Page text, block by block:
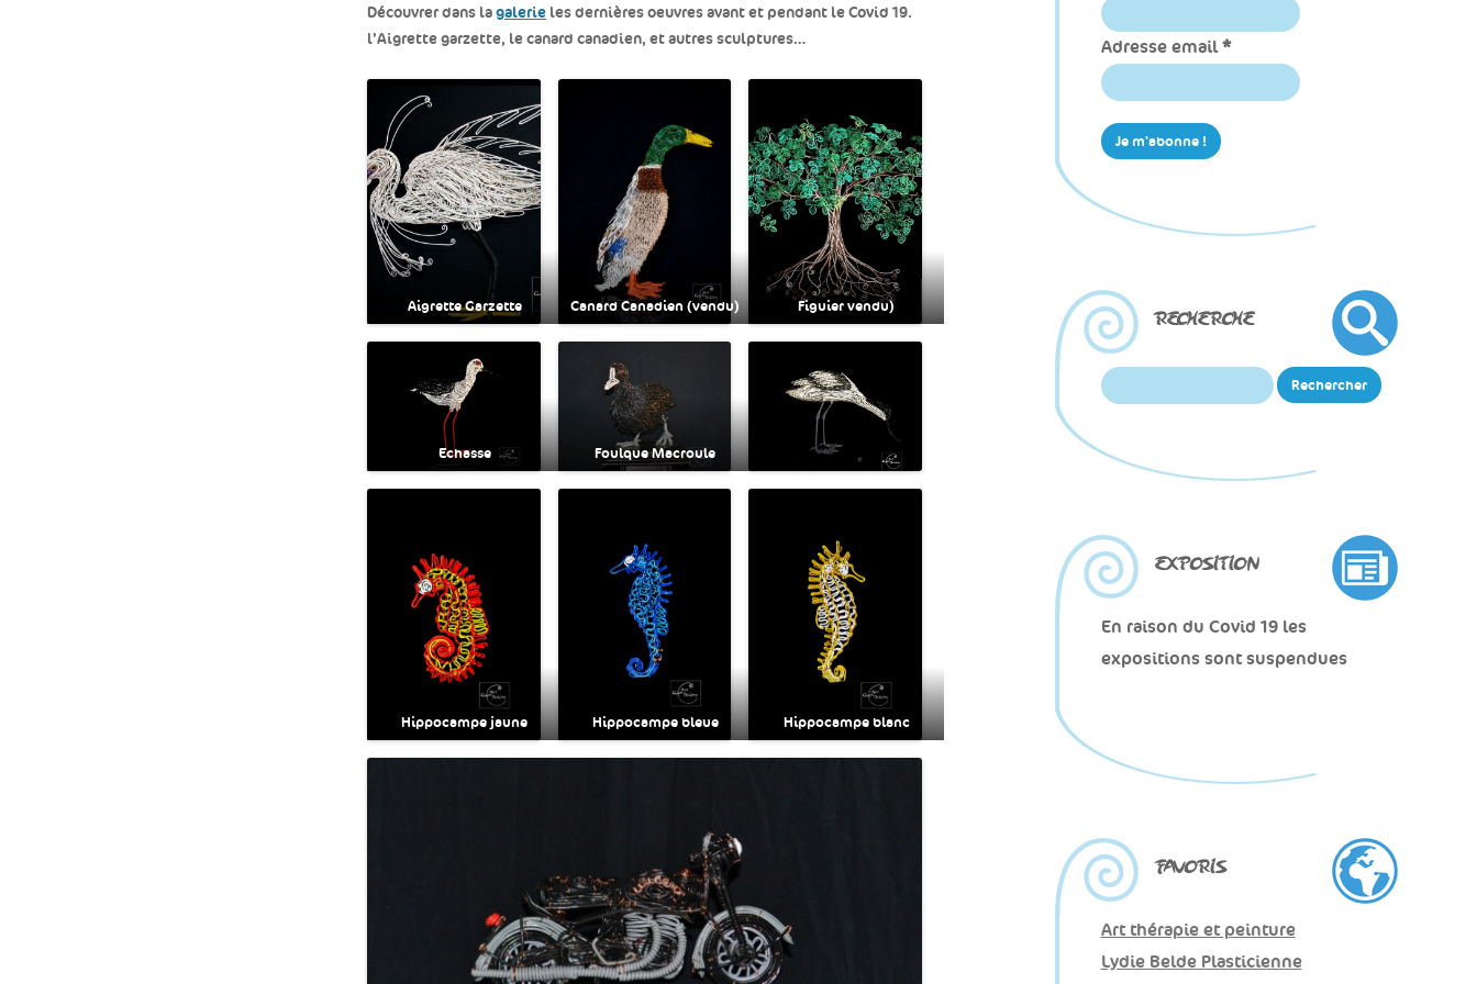
Découvrer dans lagalerie les dernières oeuvres avant et pendant le Covid 19.
l’Aigrette garzette, le canard canadien, et autres sculptures…
Aigrette Garzette Canard Canadien (vendu) Figuier vendu)
Echasse Foulque Macroule
Hippocampe jaune Hippocampe bleue Hippocampe blanc
Adresse email*
RECHERCHE
Rechercher :
EXPOSITION
En raison du Covid 19 les
expositions sont suspendues
FAVORIS
Art thérapie et peinture
Lydie Belde Plasticienne